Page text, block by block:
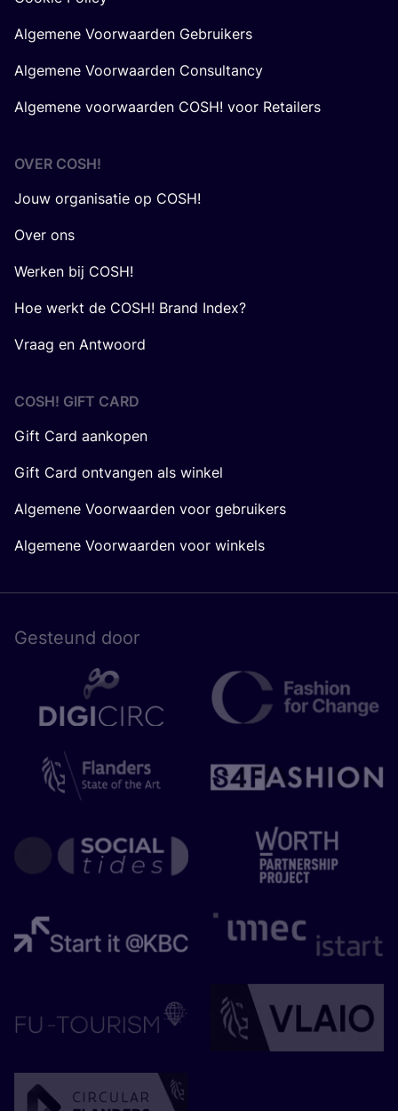
Algemene Voorwaarden Gebruikers
Algemene Voorwaarden Consultancy
Algemene voorwaarden COSH! voor Retailers
OVER COSH!
Jouw organisatie op COSH!
Over ons
Werken bij COSH!
Hoe werkt de COSH! Brand Index?
Vraag en Antwoord
COSH! GIFT CARD
Gift Card aankopen
Gift Card ontvangen als winkel
Algemene Voorwaarden voor gebruikers
Algemene Voorwaarden voor winkels
Gesteund door